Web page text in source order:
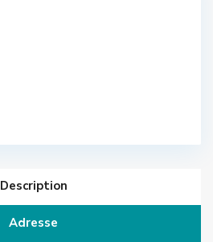
Description
Adresse